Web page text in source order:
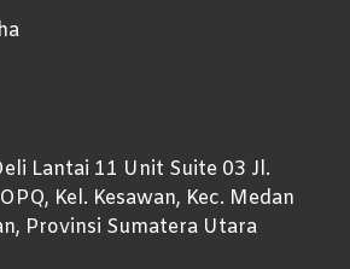
Lantai 11 Unit Suite 03 Jl.
Kel. Kesawan, Kec. Medan
Provinsi Sumatera Utara